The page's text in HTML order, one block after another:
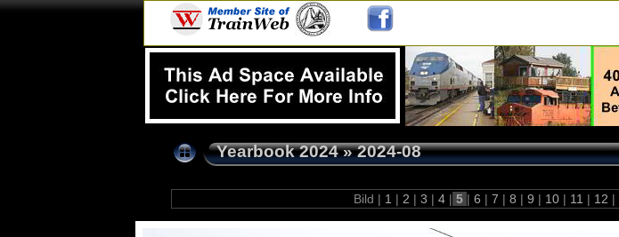
Yearbook 2024»2024-08
Bild | 1 | 2 | 3 | 4 | 5 | 6 | 7 | 8 | 9 | 10 | 11 | 12 |